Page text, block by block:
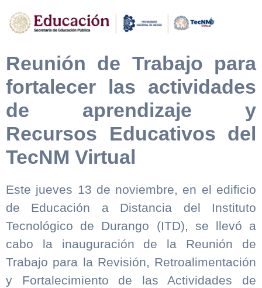
Reunión de Trabajo para
fortalecer las actividades
de aprendizaje y
Recursos Educativos del
TecNM Virtual
Este jueves 13 de noviembre, en el edificio
de Educación a Distancia del Instituto
Tecnológico de Durango (ITD), se llevó a
cabo la inauguración de la Reunión de
Trabajo para la Revisión, Retroalimentación
y Fortalecimiento de las Actividades de